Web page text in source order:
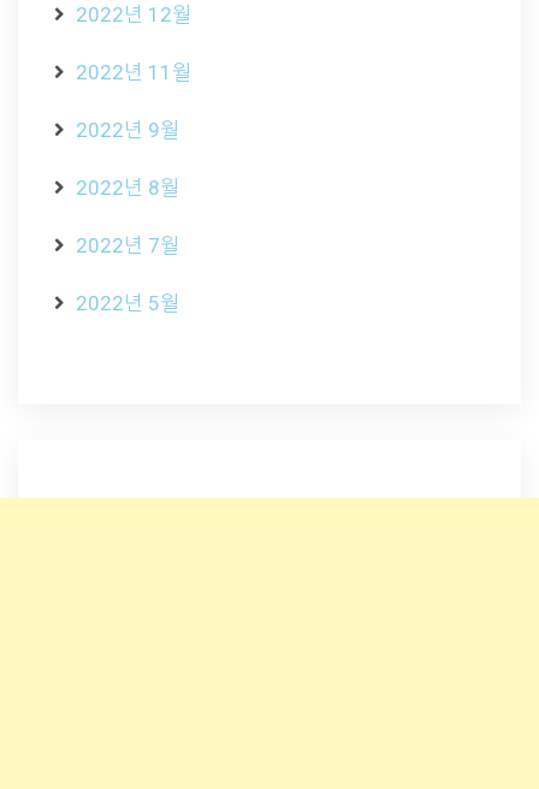
2022년 12월
2022년 11월
2022년 9월
2022년 8월
2022년 7월
2022년 5월